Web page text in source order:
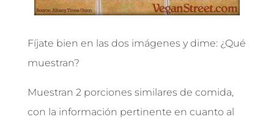
Fíjate bien en las dos imágenes y dime: ¿Qué
muestran?
Muestran 2 porciones similares de comida,
con la información pertinente en cuanto al